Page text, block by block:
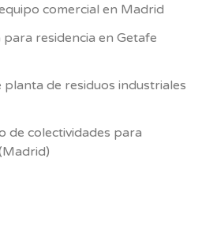
comercial en Madrid
residencia en Getafe
de residuos industriales
de colectividades para